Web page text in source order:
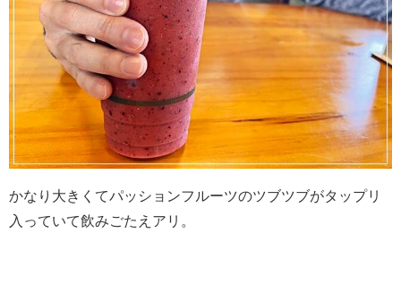
かなり大きくてパッションフルーツのツブツブがタップリ
入っていて飲みごたえアリ。